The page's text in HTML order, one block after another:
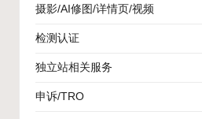
摄影/AI修图/详情页/视频
检测认证
独立站相关服务
申诉/TRO